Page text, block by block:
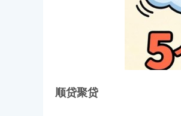
顺贷聚贷